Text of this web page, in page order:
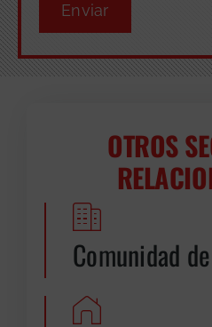
Enviar
OTROS
Comunidad